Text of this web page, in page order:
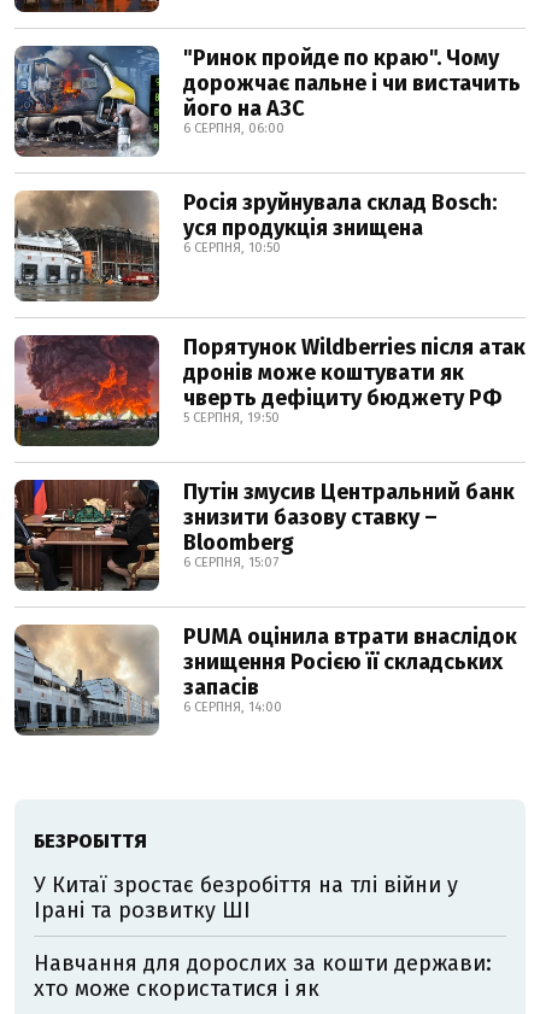
"Ринок пройде по краю". Чому
дорожчає пальне і чи вистачить
його на АЗС
6 СЕРПНЯ, 06:00
Росія зруйнувала склад Bosch:
уся продукція знищена
6 СЕРПНЯ, 10:50
Порятунок Wildberries після атак
дронів може коштувати як
чверть дефіциту бюджету РФ
5 СЕРПНЯ, 19:50
Путін змусив Центральний банк
знизити базову ставку –
Bloomberg
6 СЕРПНЯ, 15:07
PUMA оцінила втрати внаслідок
знищення Росією її складських
запасів
6 СЕРПНЯ, 14:00
БЕЗРОБІТТЯ
У Китаї зростає безробіття на тлі війни у
Ірані та розвитку ШІ
Навчання для дорослих за кошти держави:
хто може скористатися і як